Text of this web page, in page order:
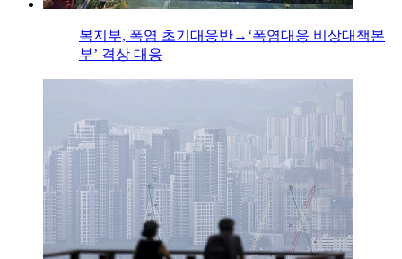
복지부, 폭염 초기대응반→‘폭염대응 비상대책본
부’ 격상 대응